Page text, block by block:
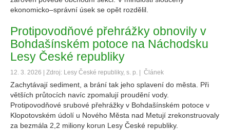
ekonomicko–správní úsek se opět rozdělil.
Protipovodňové přehrážky obnovily v
Bohdašínském potoce na Náchodsku
Lesy České republiky
12. 3. 2026 | Zdroj: Lesy České republiky, s. p. | Článek
Zachytávají sediment, a brání tak jeho splavení do města. Při
větších průtocích navíc zpomalují proudění vody.
Protipovodňové srubové přehrážky v Bohdašínském potoce v
Klopotovském údolí u Nového Města nad Metují zrekonstruovaly
za bezmála 2,2 miliony korun Lesy České republiky.